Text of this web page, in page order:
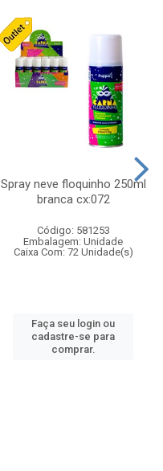
Spray neve floquinho 250ml
branca cx:072
Código: 581253
Embalagem: Unidade
Caixa Com: 72 Unidade(s)
Faça seu login ou
cadastre-se para
comprar.